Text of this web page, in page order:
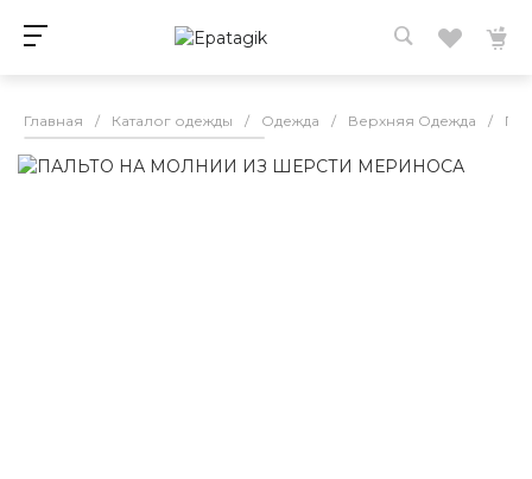
Главная / Каталог одежды / Одежда / Верхняя Одежда /